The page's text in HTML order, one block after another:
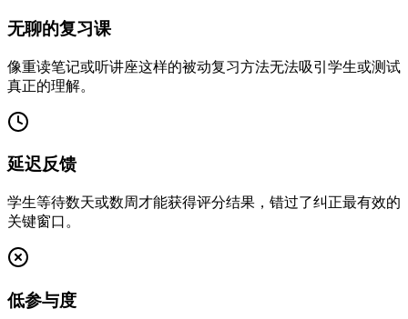
无聊的复习课
像重读笔记或听讲座这样的被动复习方法无法吸引学生或测试
真正的理解。
延迟反馈
学生等待数天或数周才能获得评分结果，错过了纠正最有效的
关键窗口。
低参与度